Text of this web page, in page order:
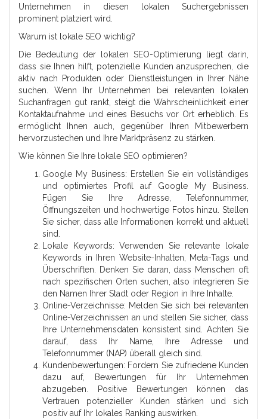
Unternehmen in diesen lokalen Suchergebnissen
prominent platziert wird.
Warum ist lokale SEO wichtig?
Die Bedeutung der lokalen SEO-Optimierung liegt darin,
dass sie Ihnen hilft, potenzielle Kunden anzusprechen, die
aktiv nach Produkten oder Dienstleistungen in Ihrer Nähe
suchen. Wenn Ihr Unternehmen bei relevanten lokalen
Suchanfragen gut rankt, steigt die Wahrscheinlichkeit einer
Kontaktaufnahme und eines Besuchs vor Ort erheblich. Es
ermöglicht Ihnen auch, gegenüber Ihren Mitbewerbern
hervorzustechen und Ihre Marktpräsenz zu stärken.
Wie können Sie Ihre lokale SEO optimieren?
Google My Business: Erstellen Sie ein vollständiges
und optimiertes Profil auf Google My Business.
Fügen Sie Ihre Adresse, Telefonnummer,
Öffnungszeiten und hochwertige Fotos hinzu. Stellen
Sie sicher, dass alle Informationen korrekt und aktuell
sind.
Lokale Keywords: Verwenden Sie relevante lokale
Keywords in Ihren Website-Inhalten, Meta-Tags und
Überschriften. Denken Sie daran, dass Menschen oft
nach spezifischen Orten suchen, also integrieren Sie
den Namen Ihrer Stadt oder Region in Ihre Inhalte.
Online-Verzeichnisse: Melden Sie sich bei relevanten
Online-Verzeichnissen an und stellen Sie sicher, dass
Ihre Unternehmensdaten konsistent sind. Achten Sie
darauf, dass Ihr Name, Ihre Adresse und
Telefonnummer (NAP) überall gleich sind.
Kundenbewertungen: Fordern Sie zufriedene Kunden
dazu auf, Bewertungen für Ihr Unternehmen
abzugeben. Positive Bewertungen können das
Vertrauen potenzieller Kunden stärken und sich
positiv auf Ihr lokales Ranking auswirken.